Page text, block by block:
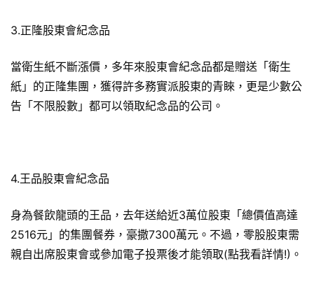
3.正隆股東會紀念品
當衛生紙不斷漲價，多年來股東會紀念品都是贈送「衛生
紙」的正隆集團，獲得許多務實派股東的青睞，更是少數公
告「不限股數」都可以領取紀念品的公司。
4.王品股東會紀念品
身為餐飲龍頭的王品，去年送給近3萬位股東「總價值高達
2516元」的集團餐券，豪撒7300萬元。不過，零股股東需
親自出席股東會或參加電子投票後才能領取(點我看詳情!)。